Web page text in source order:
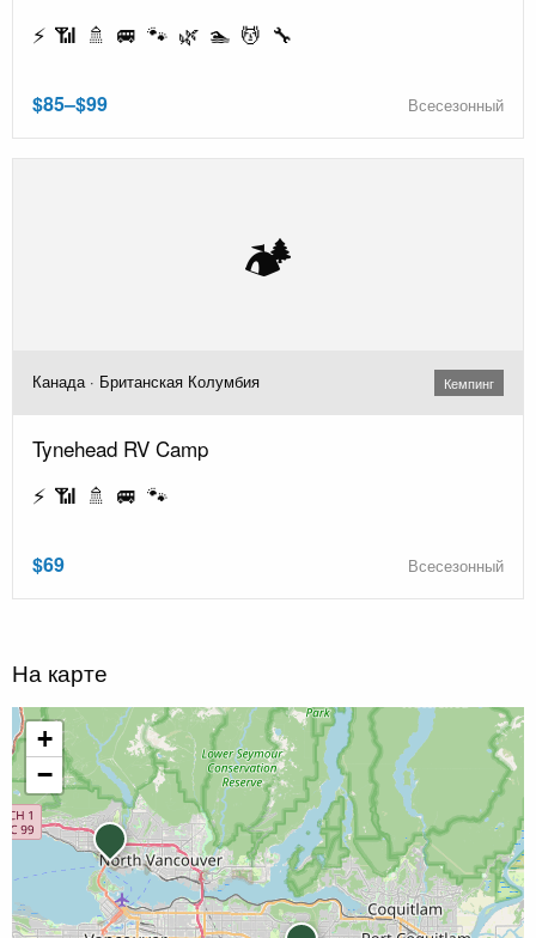
⚡ 📶 🚿 🚐 🐾 🌿 🏊 💆 🔧
$85–$99 Всесезонный
🏕️
Канада · Британская Колумбия Кемпинг
Tynehead RV Camp
⚡ 📶 🚿 🚐 🐾
$69 Всесезонный
На карте
+
−